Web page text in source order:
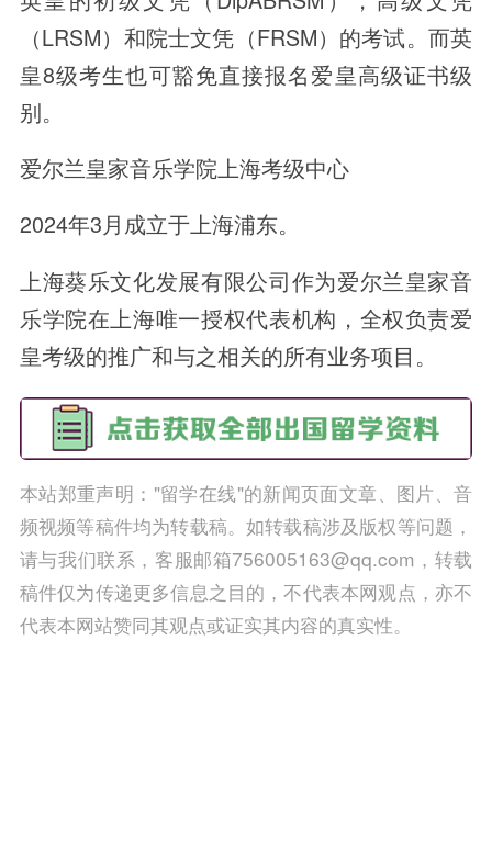
（LRSM）和院士文凭（FRSM）的考试。而英
皇8级考生也可豁免直接报名爱皇高级证书级
别。
爱尔兰皇家音乐学院上海考级中心
2024年3月成立于上海浦东。
上海葵乐文化发展有限公司作为爱尔兰皇家音
乐学院在上海唯一授权代表机构，全权负责爱
皇考级的推广和与之相关的所有业务项目。
本站郑重声明："留学在线"的新闻页面文章、图片、音
频视频等稿件均为转载稿。如转载稿涉及版权等问题，
请与我们联系，客服邮箱756005163@qq.com，转载
稿件仅为传递更多信息之目的，不代表本网观点，亦不
代表本网站赞同其观点或证实其内容的真实性。